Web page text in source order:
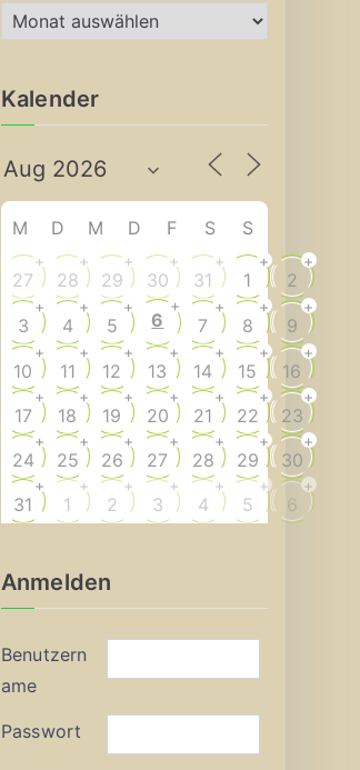
r
h
v
Kalender
M D M D F S S
27
+
28
+
29
+
30
+
31
+
1
+
2
+
3
+
4
+
5
+
6
+
7
+
8
+
9
+
10
+
11
+
12
+
13
+
14
+
15
+
16
+
17
+
18
+
19
+
20
+
21
+
22
+
23
+
24
+
25
+
26
+
27
+
28
+
29
+
30
+
31
+
1
+
2
+
3
+
4
+
5
+
6
+
Anmelden
Benutzern
ame
Passwort